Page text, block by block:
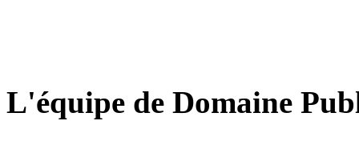
L'équipe de Domaine